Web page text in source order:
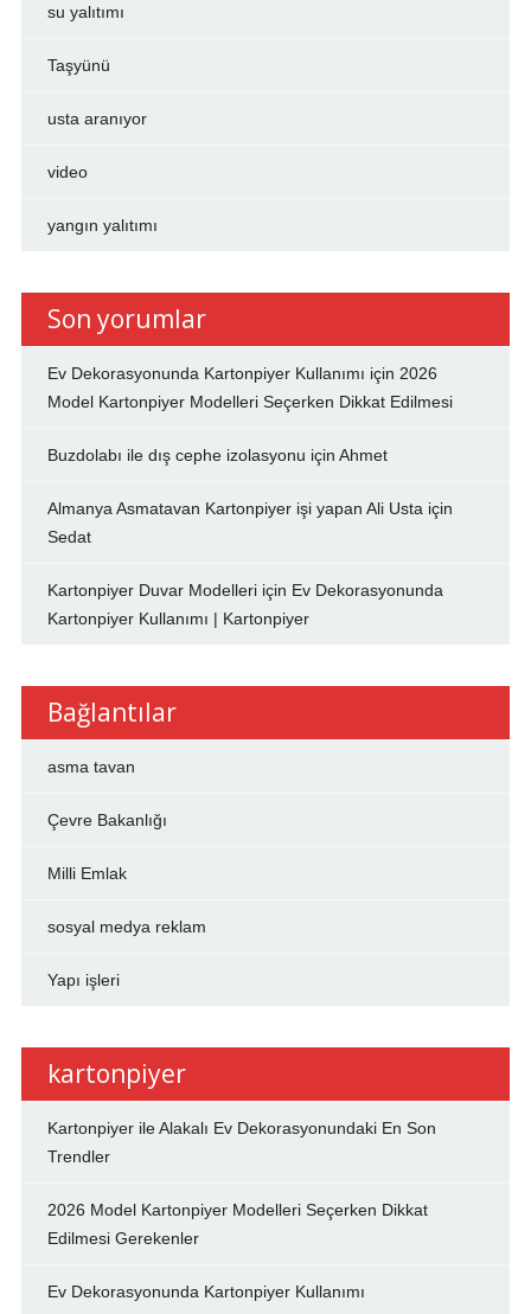
su yalıtımı
Taşyünü
usta aranıyor
video
yangın yalıtımı
Son yorumlar
Ev Dekorasyonunda Kartonpiyer Kullanımı için 2026
Model Kartonpiyer Modelleri Seçerken Dikkat Edilmesi
Buzdolabı ile dış cephe izolasyonu için Ahmet
Almanya Asmatavan Kartonpiyer işi yapan Ali Usta için
Sedat
Kartonpiyer Duvar Modelleriiçin Ev Dekorasyonunda
Kartonpiyer Kullanımı | Kartonpiyer
Bağlantılar
asma tavan
Çevre Bakanlığı
Milli Emlak
sosyal medya reklam
Yapı işleri
kartonpiyer
Kartonpiyer ile Alakalı Ev Dekorasyonundaki En Son
Trendler
2026 Model Kartonpiyer Modelleri Seçerken Dikkat
Edilmesi Gerekenler
Ev Dekorasyonunda Kartonpiyer Kullanımı